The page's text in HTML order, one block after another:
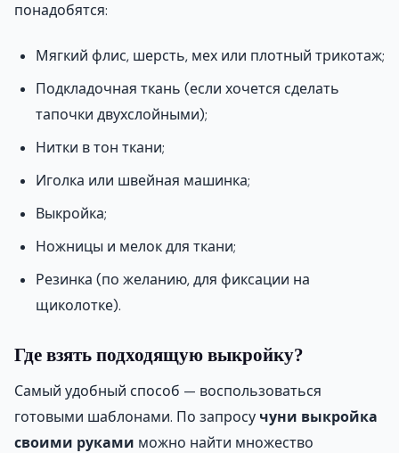
понадобятся:
Мягкий флис, шерсть, мех или плотный трикотаж;
Подкладочная ткань (если хочется сделать
тапочки двухслойными);
Нитки в тон ткани;
Иголка или швейная машинка;
Выкройка;
Ножницы и мелок для ткани;
Резинка (по желанию, для фиксации на
щиколотке).
Где взять подходящую выкройку?
Самый удобный способ — воспользоваться
готовыми шаблонами. По запросу чуни выкройка
своими руками можно найти множество